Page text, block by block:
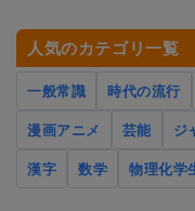
人気のカテゴリ一覧
一般常識 時代の流行
漫画アニメ
芸能 ジ
漢字
数学 物理化学